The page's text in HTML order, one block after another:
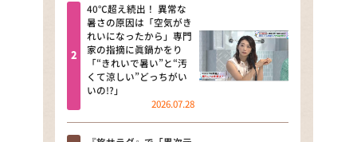
news おかえり
河合＆A.B.C-Z塚田×福井アナ
「なんでやねん！？」（news お
かえり）
DAIGOも台所 ～きょうの献立 何
にする？～
40℃超え続出！ 異常な
暑さの原因は「空気がき
れいになったから」専門
家の指摘に眞鍋かをり
「“きれいで暑い”と“汚
くて涼しい”どっちがい
いの!?」
2026.07.28